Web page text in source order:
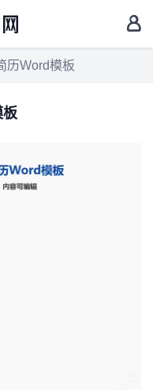
历Word模板